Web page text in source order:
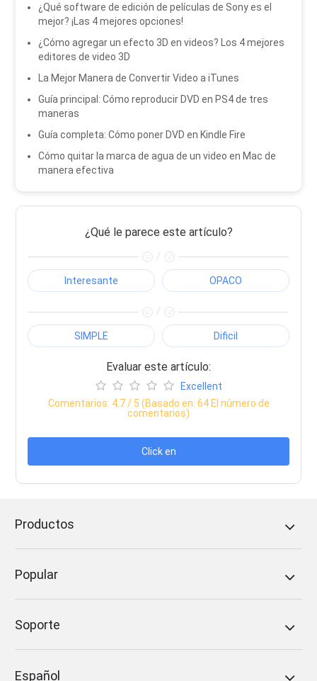
¿Qué software de edición de películas de Sony es el
mejor? ¡Las 4 mejores opciones!
¿Cómo agregar un efecto 3D en videos? Los 4 mejores
editores de video 3D
La Mejor Manera de Convertir Video a iTunes
Guía principal: Cómo reproducir DVD en PS4 de tres
maneras
Guía completa: Cómo poner DVD en Kindle Fire
Cómo quitar la marca de agua de un video en Mac de
manera efectiva
¿Qué le parece este artículo?
/
Interesante OPACO
/
SIMPLE Dificil
Evaluar este artículo:
Excellent
Comentarios: 4.7/ 5 (Basado en: 64El número de
comentarios)
Click en
Productos
Popular
Soporte
Español